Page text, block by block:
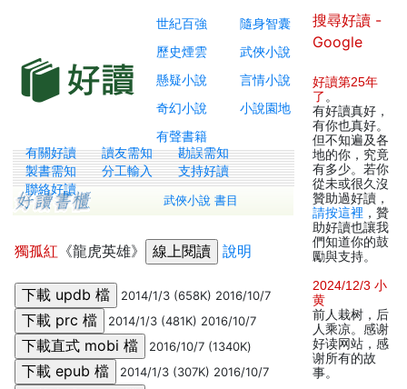
世紀百強
隨身智囊
歷史煙雲
武俠小說
懸疑小說
言情小說
奇幻小說
小說園地
有聲書籍
有關好讀 讀友需知
勘誤需知
製書需知
分工輸入
支持好讀
聯絡好讀
武俠小說 書目
獨孤紅 《龍虎英雄》 說明
2014/1/3 (658K) 2016/10/7
2014/1/3 (481K) 2016/10/7
2016/10/7 (1340K)
2014/1/3 (307K) 2016/10/7
搜尋好讀 -
Google
好讀第25年
了 。
有好讀真好，
有你也真好。
但不知遍及各
地的你，究竟
有多少。若你
從未或很久沒
贊助過好讀，
請按這裡 ，贊
助好讀也讓我
們知道你的鼓
勵與支持。
2024/12/3 小
黄
前人栽树，后
人乘凉。感谢
好读网站，感
谢所有的故
事。